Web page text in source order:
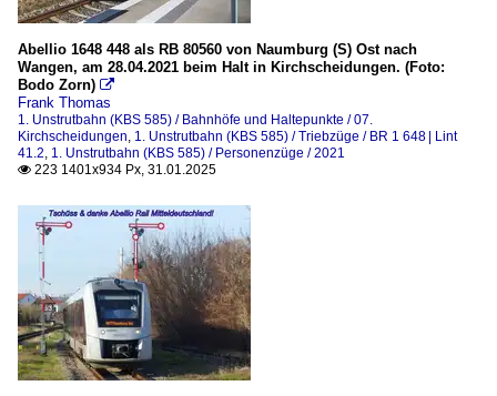
Abellio 1648 448 als RB 80560 von Naumburg (S) Ost nach
Wangen, am 28.04.2021 beim Halt in Kirchscheidungen. (Foto:
Bodo Zorn) 
Frank Thomas
1. Unstrutbahn (KBS 585) / Bahnhöfe und Haltepunkte / 07.
Kirchscheidungen 1. Unstrutbahn (KBS 585) / Triebzüge / BR 1 648 | Lint
41.2 1. Unstrutbahn (KBS 585) / Personenzüge / 2021
 223 1401x934 Px, 31.01.2025